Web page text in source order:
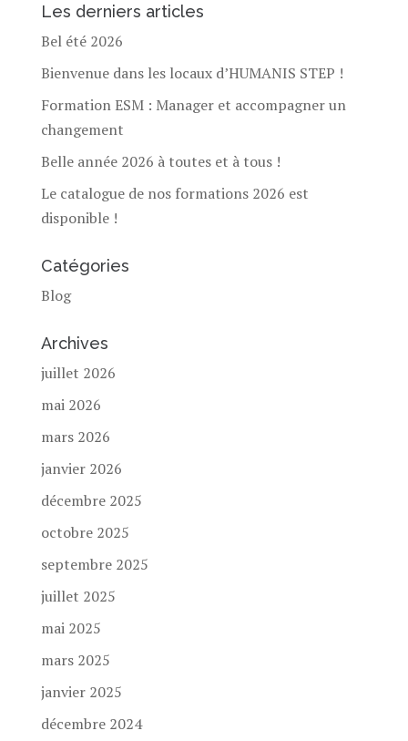
Les derniers articles
Bel été 2026
Bienvenue dans les locaux d’HUMANIS STEP !
Formation ESM : Manager et accompagner un
changement
Belle année 2026 à toutes et à tous !
Le catalogue de nos formations 2026 est
disponible !
Catégories
Blog
Archives
juillet 2026
mai 2026
mars 2026
janvier 2026
décembre 2025
octobre 2025
septembre 2025
juillet 2025
mai 2025
mars 2025
janvier 2025
décembre 2024